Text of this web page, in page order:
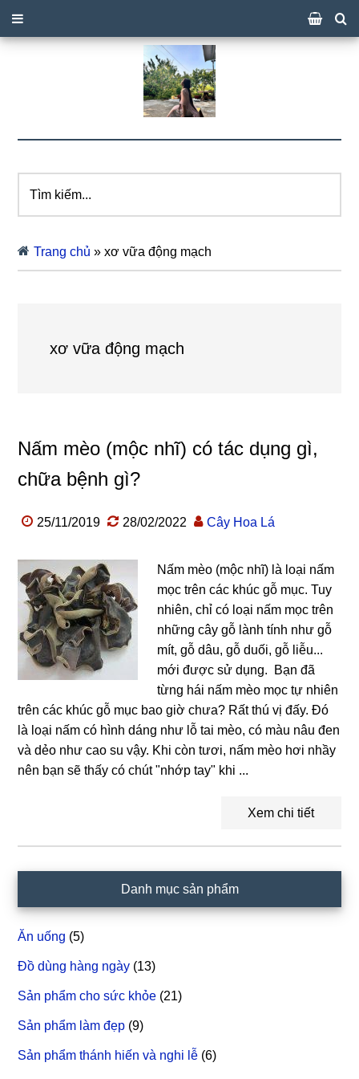
kiếm...
Trang chủ »xơ vữa động mạch
xơ vữa động mạch
Nấm mèo (mộc nhĩ) có tác dụng gì,
chữa bệnh gì?
25/11/2019 28/02/2022 Cây Hoa Lá
Nấm mèo (mộc nhĩ) là loại nấm
mọc trên các khúc gỗ mục. Tuy
nhiên, chỉ có loại nấm mọc trên
những cây gỗ lành tính như gỗ
mít, gỗ dâu, gỗ duối, gỗ liễu...
mới được sử dụng. Bạn đã
từng hái nấm mèo mọc tự nhiên
trên các khúc gỗ mục bao giờ chưa? Rất thú vị đấy. Đó
là loại nấm có hình dáng như lỗ tai mèo, có màu nâu đen
và dẻo như cao su vậy. Khi còn tươi, nấm mèo hơi nhầy
nên bạn sẽ thấy có chút "nhớp tay" khi ...
Xem chi tiết
chính
Danh mục sản phẩm
Ăn uống (5)
Đồ dùng hàng ngày (13)
Sản phẩm cho sức khỏe (21)
Sản phẩm làm đẹp (9)
Sản phẩm thánh hiến và nghi lễ (6)